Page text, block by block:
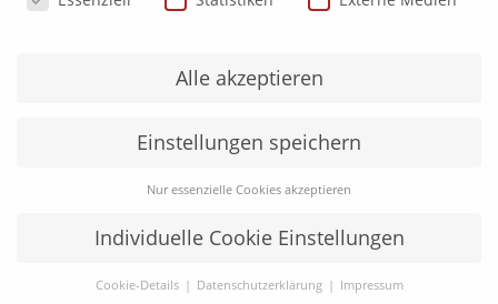
Alle akzeptieren
Einstellungen speichern
Nur essenzielle Cookies akzeptieren
Individuelle Cookie Einstellungen
Cookie-Details Datenschutzerklärung Impressum